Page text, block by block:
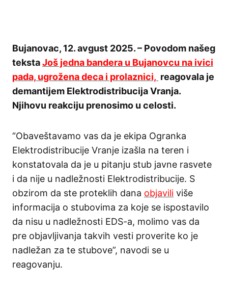
Bujanovac, 12. avgust 2025. – Povodom našeg
tekstaJoš jedna bandera u Bujanovcu na ivici
pada, ugrožena deca i prolaznici, reagovala je
demantijem Elektrodistribucija Vranja.
Njihovu reakciju prenosimo u celosti.
“Obaveštavamo vas da je ekipa Ogranka
Elektrodistribucije Vranje izašla na teren i
konstatovala da je u pitanju stub javne rasvete
i da nije u nadležnosti Elektrodistribucije. S
obzirom da ste proteklih dana objavili više
informacija o stubovima za koje se ispostavilo
da nisu u nadležnosti EDS-a, molimo vas da
pre objavljivanja takvih vesti proverite ko je
nadležan za te stubove”, navodi se u
reagovanju.